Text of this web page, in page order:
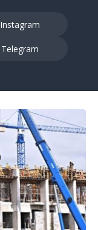
Instagram
Telegram